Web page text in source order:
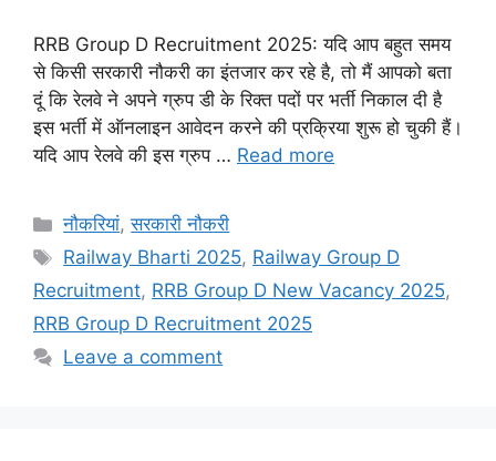
RRB Group D Recruitment 2025: यदि आप बहुत समय
से किसी सरकारी नौकरी का इंतजार कर रहे है, तो मैं आपको बता
दूं कि रेलवे ने अपने ग्रुप डी के रिक्त पदों पर भर्ती निकाल दी है
इस भर्ती में ऑनलाइन आवेदन करने की प्रक्रिया शुरू हो चुकी हैं।
यदि आप रेलवे की इस ग्रुप … Read more
Categories
नौकरियां,सरकारी नौकरी
Tags
Railway Bharti 2025, Railway Group D
Recruitment, RRB Group D New Vacancy 2025,
RRB Group D Recruitment 2025
Leave a comment